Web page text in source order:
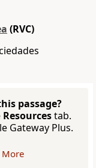
(RVC)
passage?
Resourcestab.
Gateway Plus.
More